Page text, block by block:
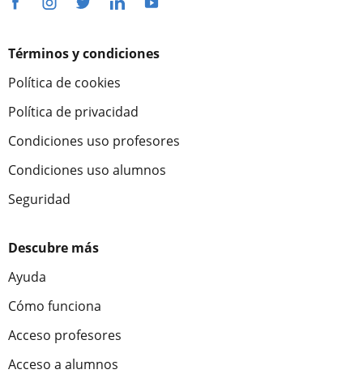
Términos y condiciones
Política de cookies
Política de privacidad
Condiciones uso profesores
Condiciones uso alumnos
Seguridad
Descubre más
Ayuda
Cómo funciona
Acceso profesores
Acceso a alumnos